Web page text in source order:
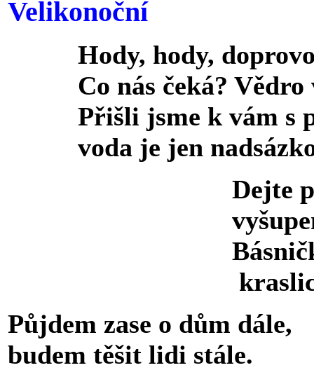
Velikonoční
Hody, hody,
Co nás čeká? Vědro
Přišli jsme k vám s
voda je jen
Dejte prosím
vyšupem vás
Básničkou
kraslice vám
Půjdem zase o dům dále,
budem těšit lidi stále.